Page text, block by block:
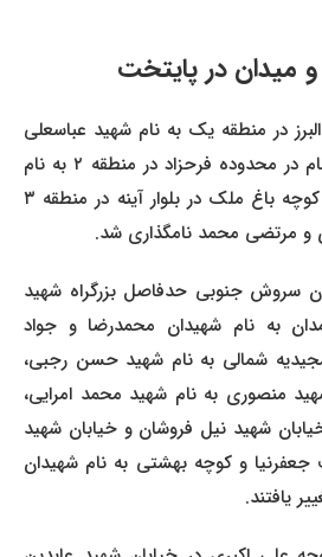
در منطقه یک به نام شهید عباسعلی
طاهری آزاد، کوچه فاقد نام در محدوده فرحزاد در منطقه ۲ به نام
شهید حسین فرحزادی و کوچه باغ ملک در بلوار آینه در منطقه ۳
مرتضی محمد نامگذاری شد.
سروش جنوبی حدفاصل بزرگراه شهید
به نام شهیدان محمدرضا و جواد
شمالی به نام شهید حسن رجبی،
منصوری به نام شهید محمد امرایی،
شهید نیل فروشان و خیابان شهید
و کوچه بهشتی به نام شهیدان